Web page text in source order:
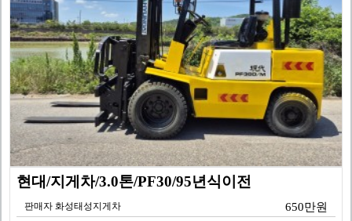
현대/지게차/3.0톤/PF30/95년식이전
판매자 화성태성지게차 650만원